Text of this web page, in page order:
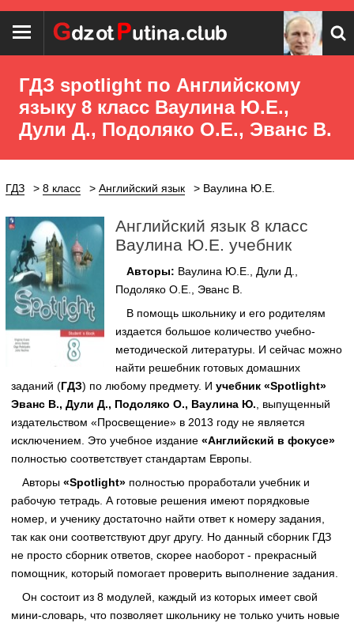
ГДЗ spotlight по Английскому
языку 8 класс Ваулина Ю.Е.,
Дули Д., Подоляко О.Е., Эванс В.
ГДЗ 8 класс Английский язык Ваулина Ю.Е.
Английский язык 8 класс
Ваулина Ю.Е. учебник
Авторы: Ваулина Ю.Е., Дули Д.,
Подоляко О.Е., Эванс В.
В помощь школьнику и его родителям
издается большое количество учебно-
методической литературы. И сейчас можно
найти решебник готовых домашних
заданий (ГДЗ) по любому предмету. И учебник «Spotlight»
Эванс В., Дули Д., Подоляко О., Ваулина Ю. , выпущенный
издательством «Просвещение» в 2013 году не является
исключением. Это учебное издание «Английский в фокусе»
полностью соответствует стандартам Европы.
Авторы «Spotlight» полностью проработали учебник и
рабочую тетрадь. А готовые решения имеют порядковые
номер, и ученику достаточно найти ответ к номеру задания,
так как они соответствуют друг другу. Но данный сборник ГДЗ
не просто сборник ответов, скорее наоборот - прекрасный
помощник, который помогает проверить выполнение задания.
Он состоит из 8 модулей, каждый из которых имеет свой
мини-словарь, что позволяет школьнику не только учить новые